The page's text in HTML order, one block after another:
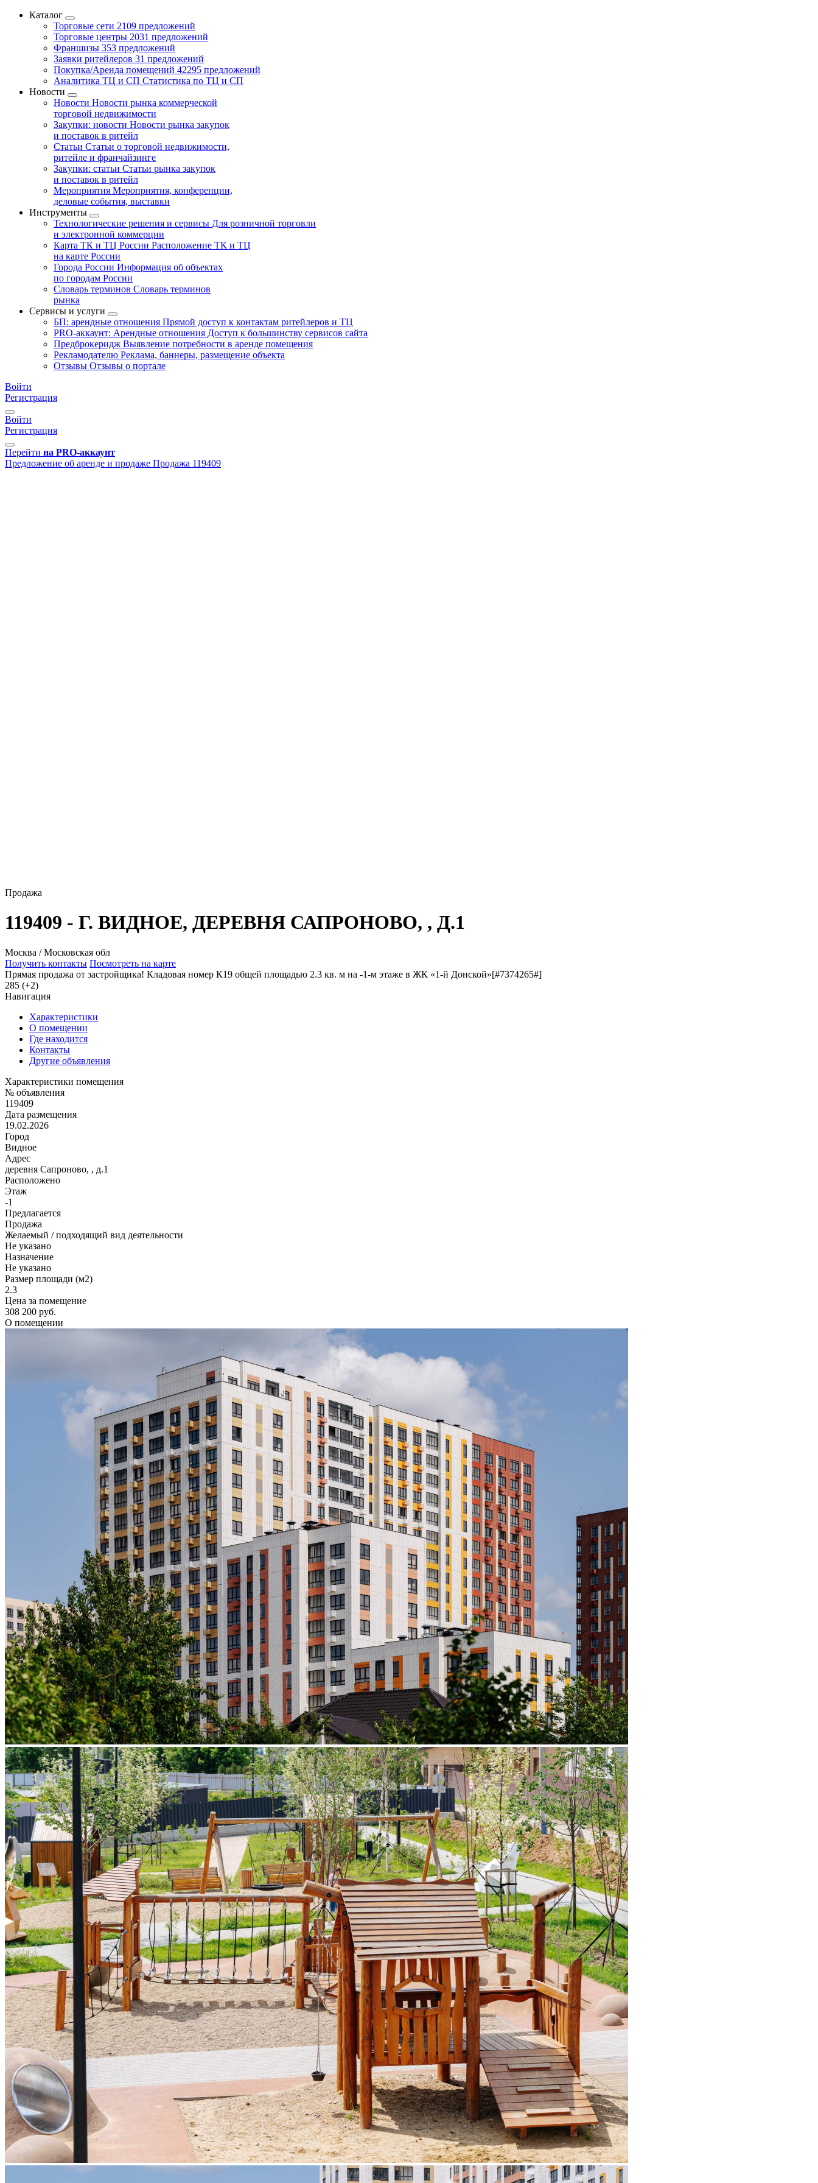
Каталог
Торговые сети 2109 предложений
Торговые центры 2031 предложений
Франшизы 353 предложений
Заявки ритейлеров 31 предложений
Покупка/Аренда помещений 42295 предложений
Аналитика ТЦ и СП Статистика по ТЦ и СП
Новости
Новости Новости рынка коммерческой
торговой недвижимости
Закупки: новости Новости рынка закупок
и поставок в ритейл
Статьи Статьи о торговой недвижимости,
ритейле и франчайзинге
Закупки: статьи Статьи рынка закупок
и поставок в ритейл
Мероприятия Мероприятия, конференции,
деловые события, выставки
Инструменты
Технологические решения и сервисы Для розничной торговли
и электронной коммерции
Карта ТК и ТЦ России Расположение ТК и ТЦ
на карте России
Города России Информация об объектах
по городам России
Словарь терминов Словарь терминов
рынка
Сервисы и услуги
БП: арендные отношения Прямой доступ к контактам ритейлеров и ТЦ
PRO-аккаунт: Арендные отношения Доступ к большинству сервисов сайта
Предброкеридж Выявление потребности в аренде помещения
Рекламодателю Реклама, баннеры, размещение объекта
Отзывы Отзывы о портале
Войти
Регистрация
Войти
Регистрация
Перейти на PRO-аккаунт
Предложение об аренде и продаже Продажа 119409
Продажа
119409 - Г. ВИДНОЕ, ДЕРЕВНЯ САПРОНОВО, , Д.1
Москва / Московская обл
Получить контакты Посмотреть на карте
Прямая продажа от застройщика! Кладовая номер К19 общей площадью 2.3 кв. м на -1-м этаже в ЖК «1-й Донской»[#7374265#]
285 (+2)
Навигация
Характеристики
О помещении
Где находится
Контакты
Другие объявления
Характеристики помещения
№ объявления
119409
Дата размещения
19.02.2026
Город
Видное
Адрес
деревня Сапроново, , д.1
Расположено
Этаж
-1
Предлагается
Продажа
Желаемый / подходящий вид деятельности
Не указано
Назначение
Не указано
Размер площади (м2)
2.3
Цена за помещение
308 200 руб.
О помещении